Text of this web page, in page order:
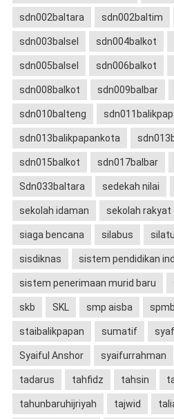
sdn002baltara sdn002baltim
sdn003balsel sdn004balkot
sdn005balsel sdn006balkot
sdn008balkot sdn009balbar
sdn010balteng
sdn013balikpapankota
sdn015balkot sdn017balbar
Sdn033baltara sedekah nilai
sekolah idaman sekolah rakyat
siaga bencana silabus
sisdiknas sistem pendidikan
sistem penerimaan murid baru
skb SKL smp aisba spmb
staibalikpapan sumatif
Syaiful Anshor syaifurrahman
tadarus tahfidz tahsin
tahunbaruhijriyah tajwid